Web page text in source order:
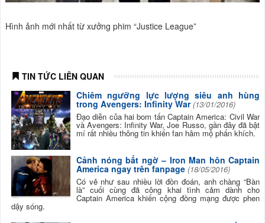
Hình ảnh mới nhất từ xưởng phim “Justice League”
TIN TỨC LIÊN QUAN
Chiêm ngưỡng lực lượng siêu anh hùng
trong Avengers: Infinity War (13/01/2016)
Đạo diễn của hai bom tấn Captain America: Civil War
và Avengers: Infinity War, Joe Russo, gần đây đã bật
mí rất nhiều thông tin khiến fan hâm mộ phấn khích.
Cảnh nóng bất ngờ – Iron Man hôn Captain
America ngay trên fanpage (18/05/2016)
Có vẻ như sau nhiều lời đồn đoán, anh chàng “Bàn
là” cuối cùng đã công khai tình cảm dành cho
Captain America khiến cộng đồng mạng được phen
dậy sóng.